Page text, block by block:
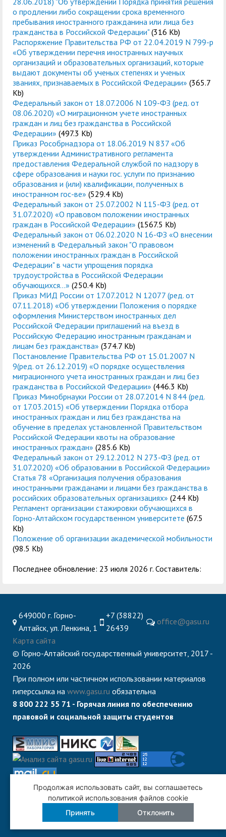
о продлении либо сокращении срока временного
пребывания иностранного гражданина или лица без
гражданства в Российской Федерации" (316 Kb)
Распоряжение Правительства РФ от 22.04.2019 N 799-р
«Об утверждении перечня иностранных научных
организаций и образовательных организаций, которые
выдают документы об ученых степенях и ученых
званиях, признаваемых в Российской Федерации» (365.7
Kb)
Федеральный закон от 18.07.2006 N 109-ФЗ (ред. от
08.06.2020) «О миграционном учете иностранных
граждан и лиц без гражданства в Российской
Федерации» (497.3 Kb)
Приказ Рособрнадзора от 18.06.2019 N 837 «Об
утверждении Административного регламента
предоставления Федеральной службой по надзору в
сфере образования и науки гос. услуги по признанию
образования и (или) квалификации, полученных в
иностранном гос-ве» (529.4 Kb)
Федеральный закон от 25.07.2002 N 115-ФЗ (ред. от
31.07.2020) «О правовом положении иностранных
граждан в Российской Федерации» (1567.5 Kb)
Федеральный закон от 06.02.2020 N 16-ФЗ «О внесении
изменений в Федеральный закон "О правовом
положении иностранных граждан в Российской
Федерации" в части упрощения порядка
трудоустройства в Российской Федерации
обучающихся...» (250.4 Kb)
Приказ МИД России от 17.07.2012 N 12077 (ред. от
07.11.2018) «Об утверждении Положения о порядке
оформления Министерством иностранных дел
Российской Федерации приглашений на въезд в
Российскую Федерацию иностранным гражданам и
лицам без гражданства» (374.7 Kb)
Постановление Правительства РФ от 15.01.2007 N
9(ред. от 26.12.2019) «О порядке осуществления
миграционного учета иностранных граждан и лиц без
гражданства в Российской Федерации» (446.3 Kb)
Приказ Минобрнауки России от 28.07.2014 N 844 (ред.
от 17.03.2015) «Об утверждении Порядка отбора
иностранных граждан и лиц без гражданства на
обучение в пределах установленной Правительством
Российской Федерации квоты на образование
иностранных граждан» (285.6 Kb)
Федеральный закон от 29.12.2012 N 273-ФЗ (ред. от
31.07.2020) «Об образовании в Российской Федерации»
Статья 78 «Организация получения образования
иностранными гражданами и лицами без гражданства в
российских образовательных организациях» (244 Kb)
Регламент организации стажировки обучающихся в
Горно-Алтайском государственном университете (67.5
Kb)
Положение об организации академической мобильности
(98.5 Kb)
Последнее обновление: 23 июля 2026 г. Составитель:
649000 г. Горно-
Алтайск, ул. Ленкина, 1
+7 (38822)
26439
office@gasu.ru
Карта сайта
© Горно-Алтайский государственный университет, 2017 -
2026
При полном или частичном использовании материалов
гиперссылка на www.gasu.ru обязательна
8 800 222 55 71 - Горячая линия по обеспечению
правовой и социальной защиты студентов
Продолжая использовать сайт, вы соглашаетесь
политикой использования файлов cookie
Принять
Отклонить